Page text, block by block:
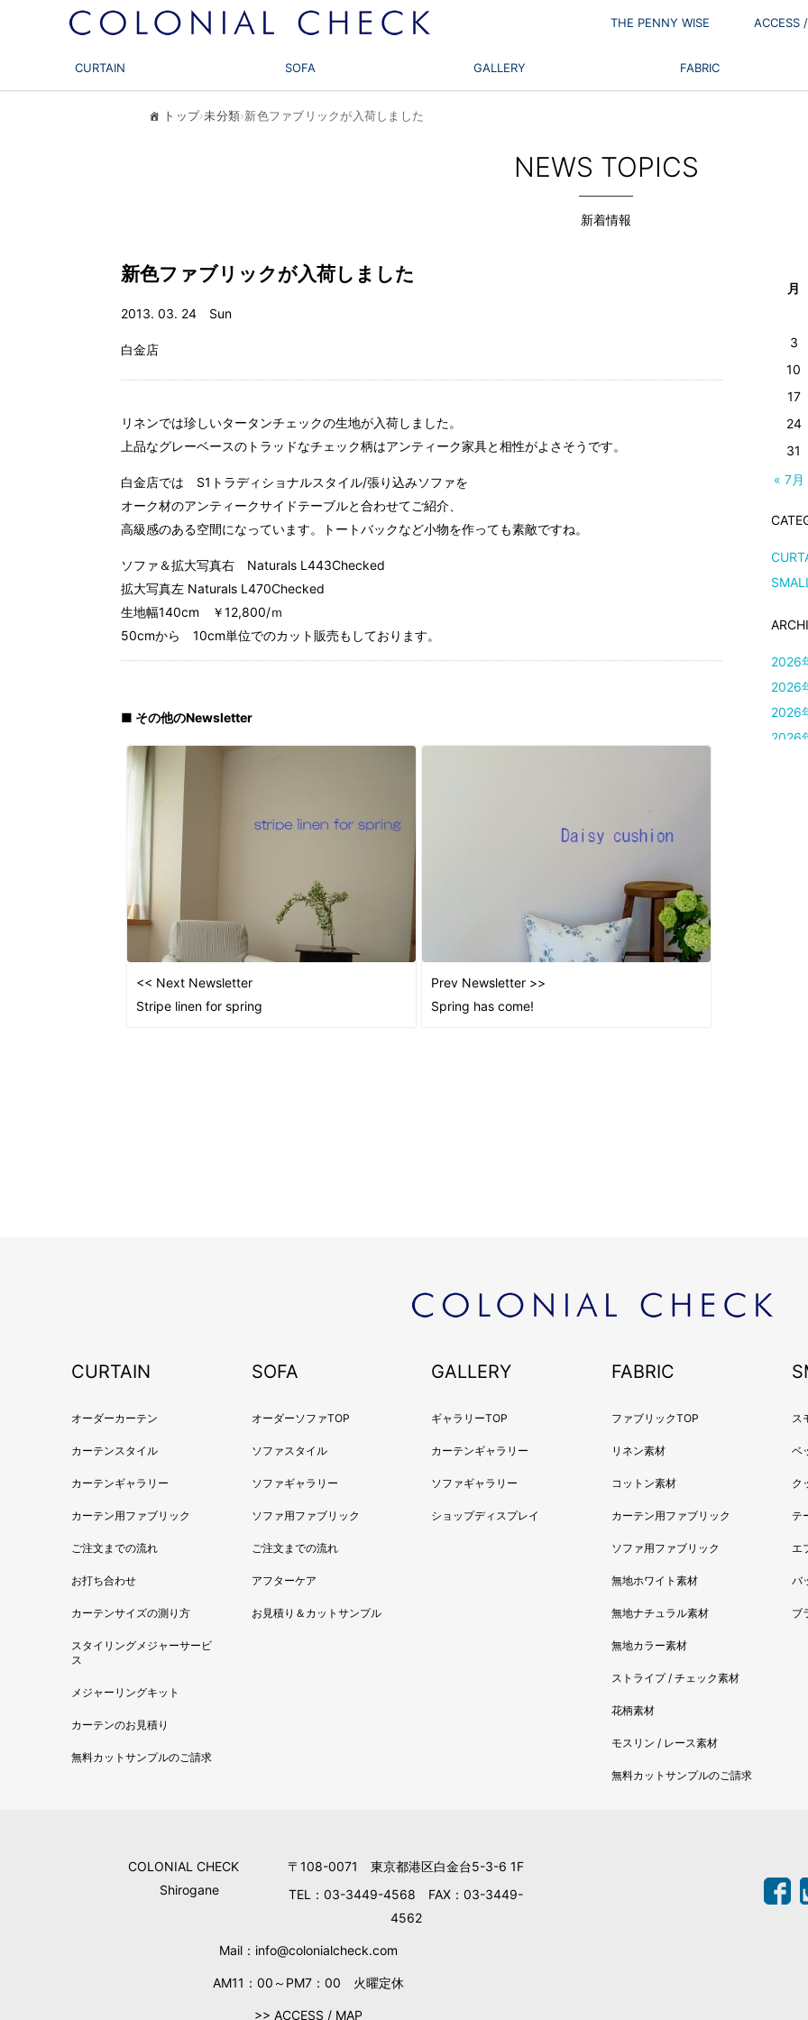
THE PENNY WISE ACCESS
CURTAIN SOFA GALLERY FABRIC
トップ›未分類›新色ファブリックが入荷しました
NEWS TOPICS
新着情報
新色ファブリックが入荷しました
2013. 03. 24 Sun
白金店
リネンでは珍しいタータンチェックの生地が入荷しました。
上品なグレーベースのトラッドなチェック柄はアンティーク家具と相性がよさそうです。
白金店では S1トラディショナルスタイル/張り込みソファを
オーク材のアンティークサイドテーブルと合わせてご紹介、
高級感のある空間になっています。トートバックなど小物を作っても素敵ですね。
ソファ＆拡大写真右 Naturals L443Checked
拡大写真左 Naturals L470Checked
生地幅140cm ￥12,800/ｍ
50cmから 10cm単位でのカット販売もしております。
■ その他のNewsletter
<< Next Newsletter
Stripe linen for spring
Prev Newsletter >>
Spring has come!
月
« 7月
3
10
17
24
31
2026
2026
2026
2026
2024
2024
2023
2022
2022
2022
2022
2022
2020
CURTAIN
オーダーカーテン
カーテンスタイル
カーテンギャラリー
カーテン用ファブリック
ご注文までの流れ
お打ち合わせ
カーテンサイズの測り方
スタイリングメジャーサービ
ス
メジャーリングキット
カーテンのお見積り
無料カットサンプルのご請求
SOFA
オーダーソファTOP
ソファスタイル
ソファギャラリー
ソファ用ファブリック
ご注文までの流れ
アフターケア
お見積り＆カットサンプル
GALLERY
ギャラリーTOP
カーテンギャラリー
ソファギャラリー
ショップディスプレイ
FABRIC
ファブリックTOP
リネン素材
コットン素材
カーテン用ファブリック
ソファ用ファブリック
無地ホワイト素材
無地ナチュラル素材
無地カラー素材
ストライプ / チェック素材
花柄素材
モスリン / レース素材
無料カットサンプルのご請求
ス
ベ
ク
テ
エ
バ
ブ
COLONIAL CHECK
Shirogane
〒108-0071 東京都港区白金台5-3-6 1F
TEL：03-3449-4568 FAX：03-3449-
4562
Mail：info@colonialcheck.com
AM11：00～PM7：00 火曜定休
>> ACCESS / MAP